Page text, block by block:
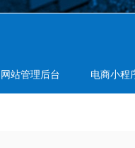
网站管理后台 电商小程